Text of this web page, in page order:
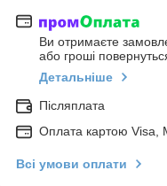
Ви отримаєте
або гроші
Детальніше
Післяплата
Оплата картою Visa,
Всі умови оплати